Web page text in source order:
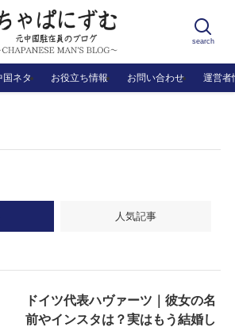
search
国ネタ お役立ち情報 お問い合わせ 運営者
人気記事
ドイツ代表ハヴァーツ｜彼女の名
前やインスタは？実はもう結婚し